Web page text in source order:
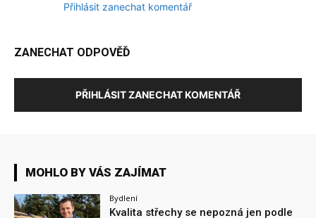
Přihlásit zanechat komentář
ZANECHAT ODPOVĚĎ
PŘIHLÁSIT ZANECHAT KOMENTÁŘ
MOHLO BY VÁS ZAJÍMAT
Bydlení
Kvalita střechy se nepozná jen podle